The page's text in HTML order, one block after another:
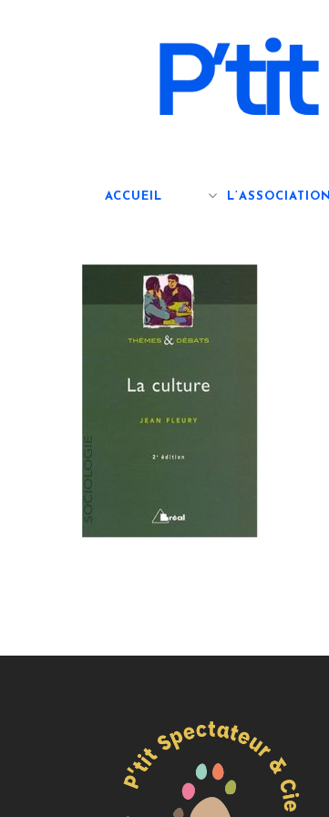
ACCUEIL L’ASSOCIATION